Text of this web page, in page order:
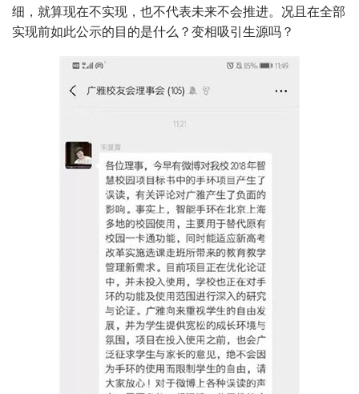
细，就算现在不实现，也不代表未来不会推进。况且在全部
实现前如此公示的目的是什么？变相吸引生源吗？